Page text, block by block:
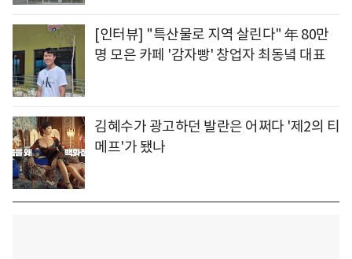
[인터뷰] "특산물로 지역 살린다" 年 80만
명 모은 카페 '감자빵' 창업자 최동녘 대표
김혜수가 광고하던 발란은 어쩌다 '제2의 티
메프'가 됐나